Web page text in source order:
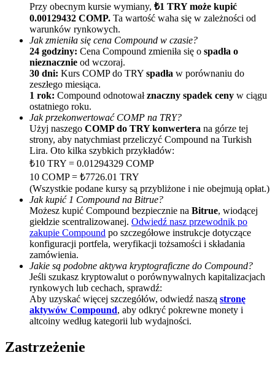
Deposit CASHCAT & Win
Deposit CASHCAT & Win
Share 500000 CASHCAT prize pool
Exclusive for BitMart Users
Register & Trade to Win 500,000 USDT
Precious Metals Trading Carnival
Trade Gold & Silver · 33,333 USDT Bonus
Przy obecnym kursie wymiany, ₺1 TRY może kupić
0.00129432 COMP. Ta wartość waha się w zależności od
warunków rynkowych.
Jak zmieniła się cena Compound w czasie?
24 godziny: Cena Compound zmieniła się o spadła o
nieznacznie od wczoraj.
30 dni: Kurs COMP do TRY spadła w porównaniu do
zeszłego miesiąca.
1 rok: Compound odnotowałznaczny spadek ceny w ciągu
ostatniego roku.
Jak przekonwertować COMP na TRY?
Użyj naszego COMP do TRY konwertera na górze tej
strony, aby natychmiast przeliczyć Compound na Turkish
Lira. Oto kilka szybkich przykładów:
₺10 TRY = 0.01294329 COMP
10 COMP = ₺7726.01 TRY
(Wszystkie podane kursy są przybliżone i nie obejmują opłat.)
Jak kupić 1 Compound na Bitrue?
Możesz kupić Compound bezpiecznie na Bitrue, wiodącej
giełdzie scentralizowanej. Odwiedź nasz przewodnik po
zakupie Compound po szczegółowe instrukcje dotyczące
konfiguracji portfela, weryfikacji tożsamości i składania
zamówienia.
Jakie są podobne aktywa kryptograficzne do Compound?
Jeśli szukasz kryptowalut o porównywalnych kapitalizacjach
rynkowych lub cechach, sprawdź:
Aby uzyskać więcej szczegółów, odwiedź naszą stronę
aktywów Compound, aby odkryć pokrewne monety i
altcoiny według kategorii lub wydajności.
Zastrzeżenie